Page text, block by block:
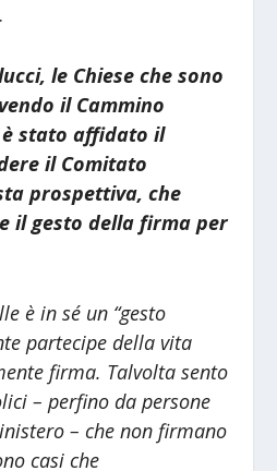
le Chiese che sono
il Cammino
stato affidato il
il Comitato
prospettiva, che
il gesto della firma per
è in sé un “gesto
partecipe della vita
firma. Talvolta sento
– perfino da persone
– che non firmano
casi che